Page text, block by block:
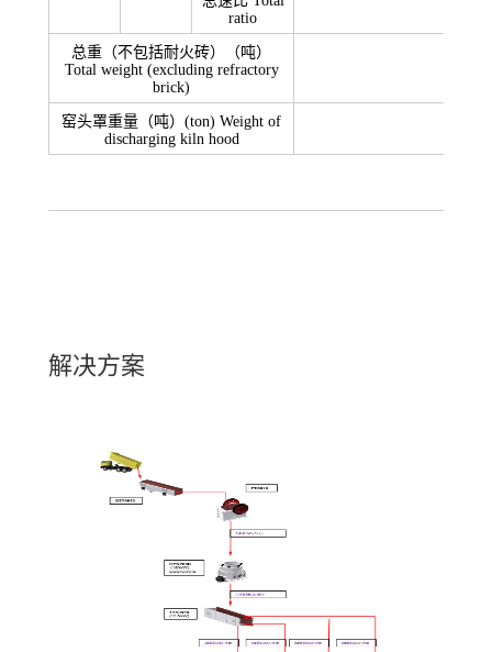
ratio
总重（不包括耐火砖）（吨）
Total weight (excluding refractory
brick)
窑头罩重量（吨）(ton) Weight of
discharging kiln hood
解决方案